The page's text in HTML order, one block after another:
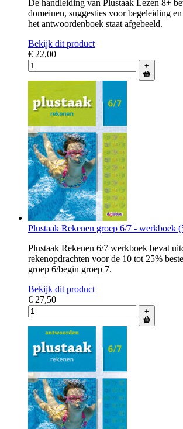
De handleiding van Plustaak Lezen 8+
domeinen, suggesties voor begeleiding
het antwoordenboek staat afgebeeld.
Bekijk dit product
€ 22,00
+
Plustaak Rekenen groep 6/7 - werkboek
Plustaak Rekenen 6/7 werkboek bevat
rekenopdrachten voor de 10 tot 25%
groep 6/begin groep 7.
Bekijk dit product
€ 27,50
+